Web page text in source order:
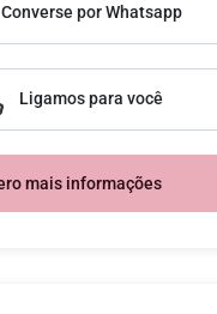
Converse por Whatsapp
Ligamos para você
mais informações